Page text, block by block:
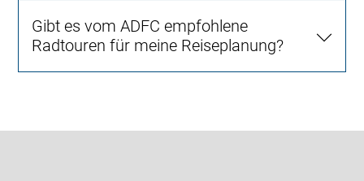
Gibt es vom ADFC empfohlene
Radtouren für meine Reiseplanung?